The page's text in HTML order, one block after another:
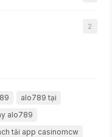
2
alo789 tại
alo789
tải app casinomcw